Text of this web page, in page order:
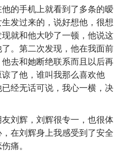
的手机上就看到了多条的暧
发过来的，说好想他，很想
就和他大吵了一顿，他说这
。第二次发现，他在我面前
去和她断绝联系而且以后再
了他，谁叫我那么喜欢他
经无话可说，我心一横，决
刘辉，刘辉很专一，也很体
在刘辉身上我感受到了安全
痛。